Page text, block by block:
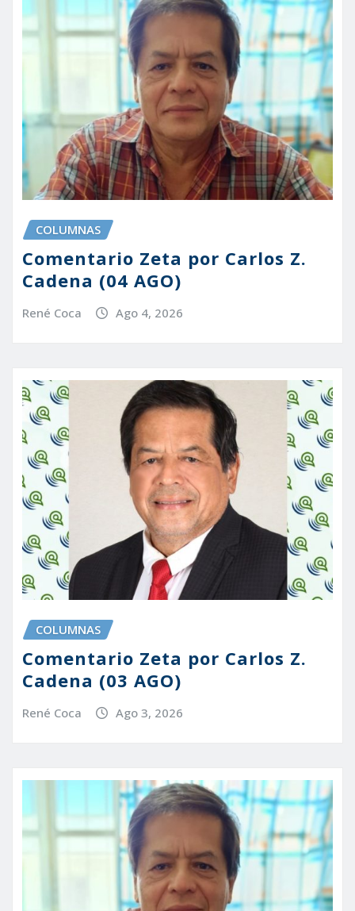
COLUMNAS
Comentario Zeta por Carlos Z.
Cadena (04 AGO)
René Coca Ago 4, 2026
COLUMNAS
Comentario Zeta por Carlos Z.
Cadena (03 AGO)
René Coca Ago 3, 2026